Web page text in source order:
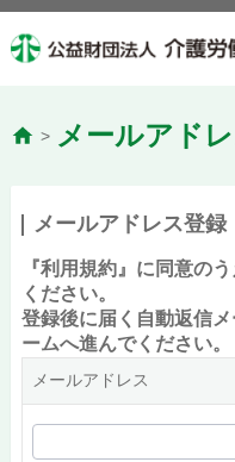
> メールアド
メールアドレス登録
『利用規約』に同意の
ください。
登録後に届く自動返信
ームへ進んでください。
メールアドレス